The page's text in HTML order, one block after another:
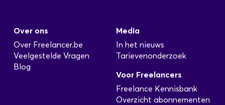
Over ons
Over Freelancer.be
Veelgestelde Vragen
Blog
Media
In het nieuws
Tarievenonderzoek
Voor Freelancers
Freelance Kennisbank
Overzicht abonnementen